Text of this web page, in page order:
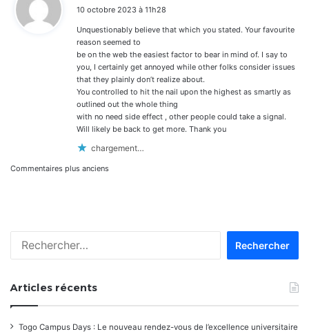
t
:
10 octobre 2023 à 11h28
Unquestionably believe that which you stated. Your favourite
reason seemed to
be on the web the easiest factor to bear in mind of. I say to
you, I certainly get annoyed while other folks consider issues
that they plainly don’t realize about.
You controlled to hit the nail upon the highest as smartly as
outlined out the whole thing
with no need side effect , other people could take a signal.
Will likely be back to get more. Thank you
chargement…
Navigation
commentaires
Commentaires plus anciens
Articles récents
Togo Campus Days : Le nouveau rendez-vous de l’excellence universitaire